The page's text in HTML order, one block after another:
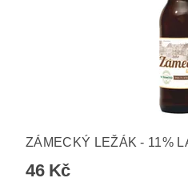
ZÁMECKÝ LEŽÁK - 11%
46 Kč